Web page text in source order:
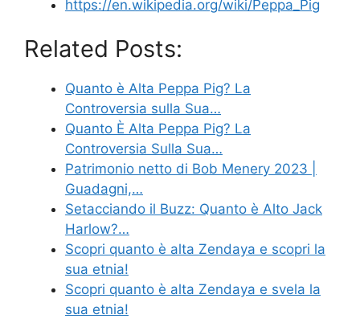
https://en.wikipedia.org/wiki/Peppa_Pig
Related Posts:
Quanto è Alta Peppa Pig? La
Controversia sulla Sua…
Quanto È Alta Peppa Pig? La
Controversia Sulla Sua…
Patrimonio netto di Bob Menery 2023 |
Guadagni,…
Setacciando il Buzz: Quanto è Alto Jack
Harlow?…
Scopri quanto è alta Zendaya e scopri la
sua etnia!
Scopri quanto è alta Zendaya e svela la
sua etnia!